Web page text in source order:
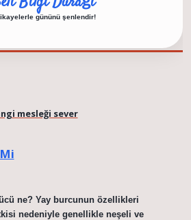
gününü şenlendir!
mesleği sever
ne? Yay burcunun özellikleri
nedeniyle genellikle neşeli ve